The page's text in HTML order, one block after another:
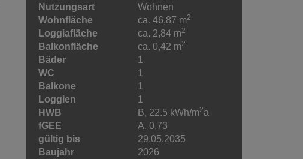
Nutzungsart
Wohnen
Wohnfläche
ca. 46,87 m2
Loggiafläche ca. 2,84 m2
Balkonfläche ca. 0,42 m2
Bäder
1
WC
1
Balkone
1
Loggien
1
HWB
B, 22.5 kWh/m2a
fGEE
A, 0,73
gültig bis
29.05.2035
Baujahr
2026